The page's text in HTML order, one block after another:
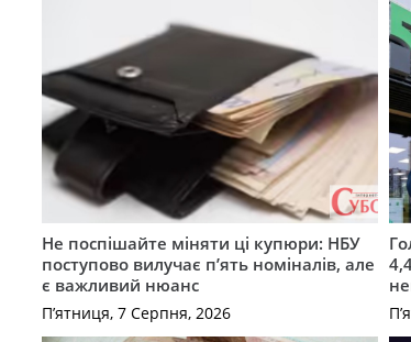
Не поспішайте міняти ці купюри: НБУ
поступово вилучає п’ять номіналів, але
є важливий нюанс
П’ятниця, 7 Серпня, 2026